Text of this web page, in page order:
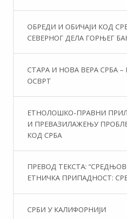
ОБРЕДИ И ОБИЧАЈИ КОД
СЕВЕРНОГ ДЕЛА ГОРЊЕГ
СТАРА И НОВА ВЕРА СРБА
ОСВРТ
ЕТНОЛОШКО-ПРАВНИ
И ПРЕВАЗИЛАЖЕЊУ
КОД СРБА
ПРЕВОД ТЕКСТА:
ЕТНИЧКА ПРИПАДНОСТ:
СРБИ У КАЛИФОРНИЈИ